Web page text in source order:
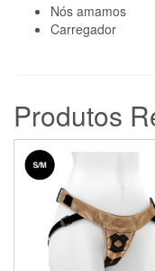
Nós amamos
Carregador
Produtos